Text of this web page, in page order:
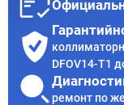
DFOV14-T1
ремонт по